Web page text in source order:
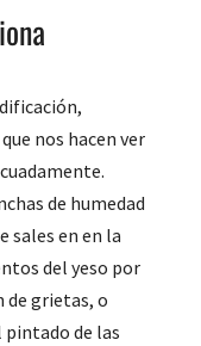
nos hacen ver
de humedad
sales en en la
del yeso por
de grietas, o
de las